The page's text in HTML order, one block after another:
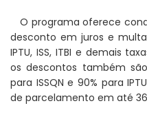
O programa oferece
desconto em juros e
IPTU, ISS, ITBI e demais
os descontos também
para ISSQN e 90% para
de parcelamento em até